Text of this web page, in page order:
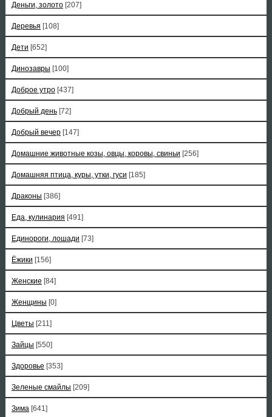
Деньги, золото [207]
Деревья [108]
Дети [652]
Динозавры [100]
Доброе утро [437]
Добрый день [72]
Добрый вечер [147]
Домашние животные козы, овцы, коровы, свиньи [256]
Домашняя птица, куры, утки, гуси [185]
Драконы [386]
Еда, кулинария [491]
Единороги, лошади [73]
Ёжики [156]
Женские [84]
Женщины [0]
Цветы [211]
Зайцы [550]
Здоровье [353]
Зеленые смайлы [209]
Зима [641]